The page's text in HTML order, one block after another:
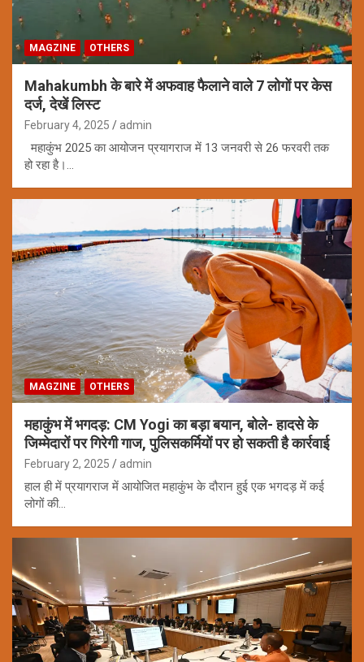
MAGZINE OTHERS
Mahakumbh के बारे में अफवाह फैलाने वाले 7 लोगों पर केस
दर्ज, देखें लिस्ट
February 4, 2025 admin
महाकुंभ 2025 का आयोजन प्रयागराज में 13 जनवरी से 26 फरवरी तक
हो रहा है।…
MAGZINE OTHERS
महाकुंभ में भगदड़: CM Yogi का बड़ा बयान, बोले- हादसे के
जिम्मेदारों पर गिरेगी गाज, पुलिसकर्मियों पर हो सकती है कार्रवाई
February 2, 2025 admin
हाल ही में प्रयागराज में आयोजित महाकुंभ के दौरान हुई एक भगदड़ में कई
लोगों की…